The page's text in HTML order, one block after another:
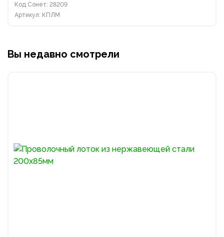
Код Сонет: 28209
Артикул: КПЛМ
Вы недавно смотрели